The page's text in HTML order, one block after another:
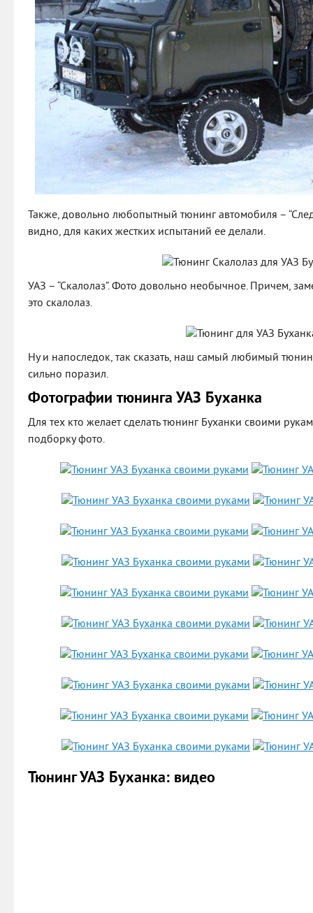
Также, довольно любопытный тюнинг автомобиля –
видно, для каких жестких испытаний ее делали.
УАЗ – “Скалолаз”. Фото довольно необычное. Причем,
это скалолаз.
Ну и напоследок, так сказать, наш самый любимый
сильно поразил.
Фотографии тюнинга УАЗ Буханка
Для тех кто желает сделать тюнинг Буханки своими
подборку фото.
Тюнинг УАЗ Буханка: видео